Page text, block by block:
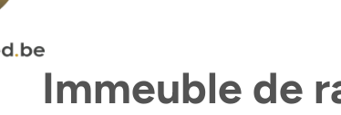
Immeuble de